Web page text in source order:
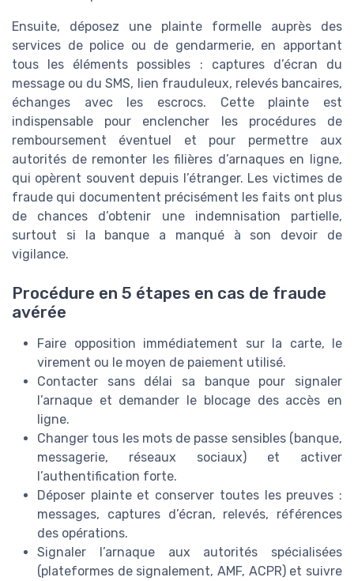
Ensuite, déposez une plainte formelle auprès des
services de police ou de gendarmerie, en apportant
tous les éléments possibles : captures d’écran du
message ou du SMS, lien frauduleux, relevés bancaires,
échanges avec les escrocs. Cette plainte est
indispensable pour enclencher les procédures de
remboursement éventuel et pour permettre aux
autorités de remonter les filières d’arnaques en ligne,
qui opèrent souvent depuis l’étranger. Les victimes de
fraude qui documentent précisément les faits ont plus
de chances d’obtenir une indemnisation partielle,
surtout si la banque a manqué à son devoir de
vigilance.
Procédure en 5 étapes en cas de fraude
avérée
Faire opposition immédiatement sur la carte, le
virement ou le moyen de paiement utilisé.
Contacter sans délai sa banque pour signaler
l’arnaque et demander le blocage des accès en
ligne.
Changer tous les mots de passe sensibles (banque,
messagerie, réseaux sociaux) et activer
l’authentification forte.
Déposer plainte et conserver toutes les preuves :
messages, captures d’écran, relevés, références
des opérations.
Signaler l’arnaque aux autorités spécialisées
(plateformes de signalement, AMF, ACPR) et suivre